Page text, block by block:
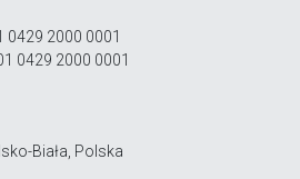
0429 2000 0001
0429 2000 0001
Biała, Polska